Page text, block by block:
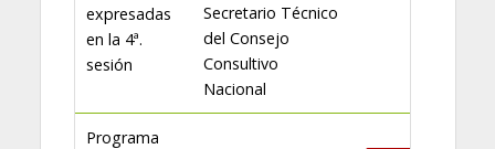
expresadas
en la 4ª.
sesión
Secretario Técnico
del Consejo
Consultivo
Nacional
Programa